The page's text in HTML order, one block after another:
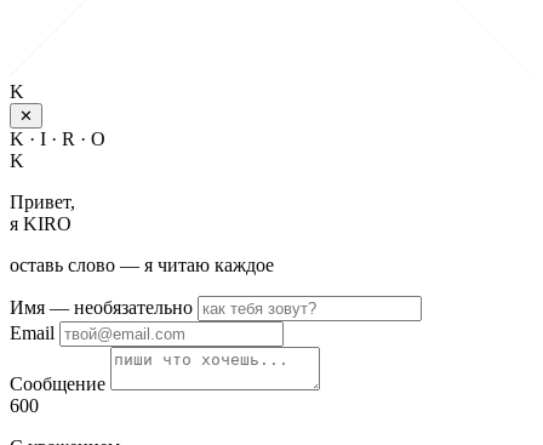
K
✕
K · I · R · O
K
Привет,
я KIRO
оставь слово — я читаю каждое
Имя — необязательно
Email
Сообщение
600